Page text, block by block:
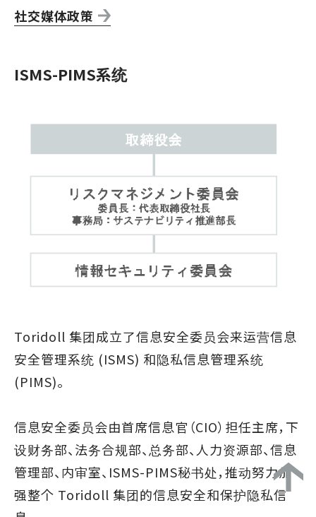
社交媒体政策
ISMS-PIMS系统
Toridoll 集团成立了信息安全委员会来运营信息
安全管理系统 (ISMS) 和隐私信息管理系统
(PIMS)。
信息安全委员会由首席信息官（CIO）担任主席，下
设财务部、法务合规部、总务部、人力资源部、信息
管理部、内审室、ISMS-PIMS秘书处，推动努力加
强整个 Toridoll 集团的信息安全和保护隐私信